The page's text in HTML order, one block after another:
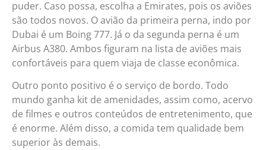
puder. Caso possa, escolha a Emirates, pois os aviões
são todos novos. O avião da primeira perna, indo por
Dubai é um Boing 777. Já o da segunda perna é um
Airbus A380. Ambos figuram na lista de aviões mais
confortáveis para quem viaja de classe econômica.
Outro ponto positivo é o serviço de bordo. Todo
mundo ganha kit de amenidades, assim como, acervo
de filmes e outros conteúdos de entretenimento, que
é enorme. Além disso, a comida tem qualidade bem
superior às demais.